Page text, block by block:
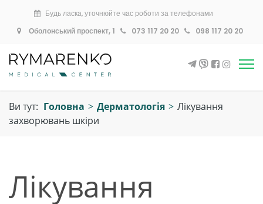
Будь ласка, уточнюйте час роботи за телефонами
Оболонський проспект, 1
073 117 20 20 098 117 20 20
Ви тут: Головна > Дерматологія > Лікування
захворювань шкіри
Лікування